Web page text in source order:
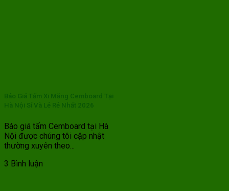
Báo Giá Tấm Xi Măng Cemboard Tại
Hà Nội Sỉ Và Lẻ Rẻ Nhất 2026
Báo giá tấm Cemboard tại Hà
Nội được chúng tôi cập nhật
thường xuyên theo...
3 Bình luận